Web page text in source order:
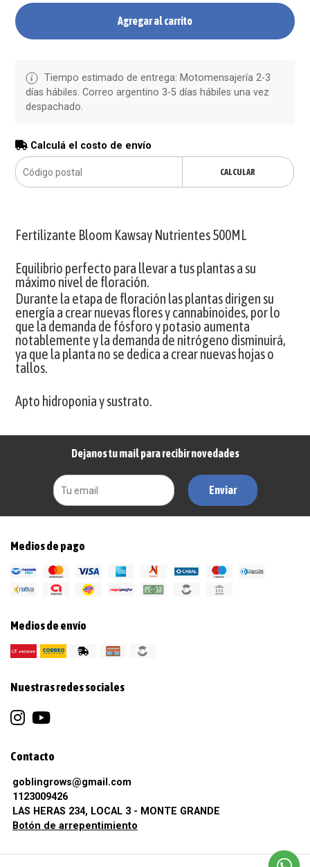
Agregar al carrito
Tiempo estimado de entrega: Motomensajería 2-3
días hábiles. Correo argentino 3-5 días hábiles una vez
despachado.
Calculá el costo de envío
CALCULAR
Fertilizante Bloom Kawsay Nutrientes 500ML
Equilibrio perfecto para llevar a tus plantas a su
máximo nivel de floración.
Durante la etapa de floración las plantas dirigen su
energía a crear nuevas flores y cannabinoides, por lo
que la demanda de fósforo y potasio aumenta
notablemente y la demanda de nitrógeno disminuirá,
ya que la planta no se dedica a crear nuevas hojas o
tallos.
Apto hidroponia y sustrato.
Dejanos tu mail para recibir novedades
Enviar
Medios de pago
Medios de envío
Nuestras redes sociales
Contacto
goblingrows@gmail.com
1123009426
LAS HERAS 234, LOCAL 3 - MONTE GRANDE
Botón de arrepentimiento